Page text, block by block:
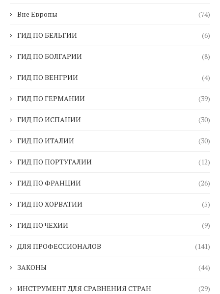
Вне Европы (74)
ГИД ПО БЕЛЬГИИ (6)
ГИД ПО БОЛГАРИИ (8)
ГИД ПО ВЕНГРИИ (4)
ГИД ПО ГЕРМАНИИ (39)
ГИД ПО ИСПАНИИ (30)
ГИД ПО ИТАЛИИ (30)
ГИД ПО ПОРТУГАЛИИ (12)
ГИД ПО ФРАНЦИИ (26)
ГИД ПО ХОРВАТИИ (5)
ГИД ПО ЧЕХИИ (9)
ДЛЯ ПРОФЕССИОНАЛОВ (141)
ЗАКОНЫ (44)
ИНСТРУМЕНТ ДЛЯ СРАВНЕНИЯ СТРАН (29)